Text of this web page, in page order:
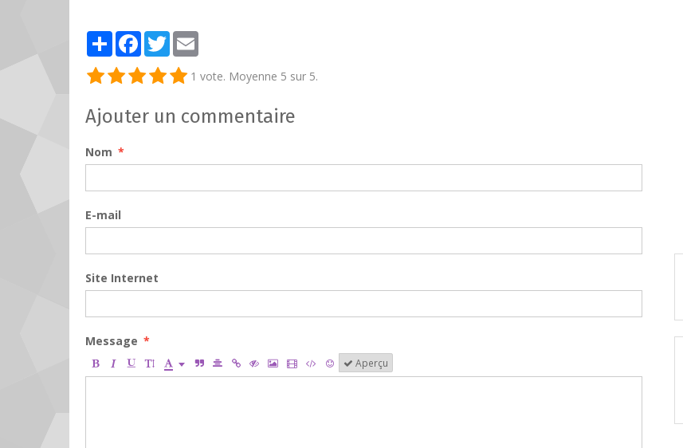
PartagerFacebook
Twitter
1 vote. Moyenne 5 sur 5.
Ajouter un commentaire
Nom
E-mail
Site Internet
Message
Aperçu